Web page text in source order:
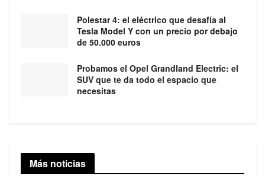
Polestar 4: el eléctrico que desafía al
Tesla Model Y con un precio por debajo
de 50.000 euros
Probamos el Opel Grandland Electric: el
SUV que te da todo el espacio que
necesitas
Más noticias